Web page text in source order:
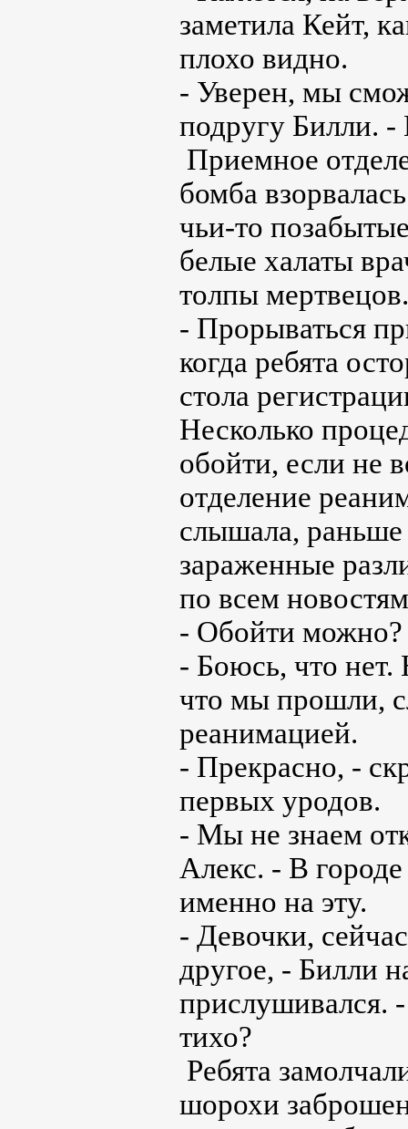
заметила Кейт,
плохо видно.
- Уверен, мы
подругу Билли.
Приемное
бомба
чьи-то
белые халаты
толпы
- Прорываться
когда ребята
стола
Несколько
обойти, если не
отделение
слышала, раньше
зараженные
по всем
- Обойти можно?
- Боюсь, что нет.
что мы прошли,
реанимацией.
- Прекрасно, -
первых уродов.
- Мы не знаем
Алекс. - В
именно на эту.
- Девочки,
другое, - Билли
прислушивался.
тихо?
Ребята
шорохи